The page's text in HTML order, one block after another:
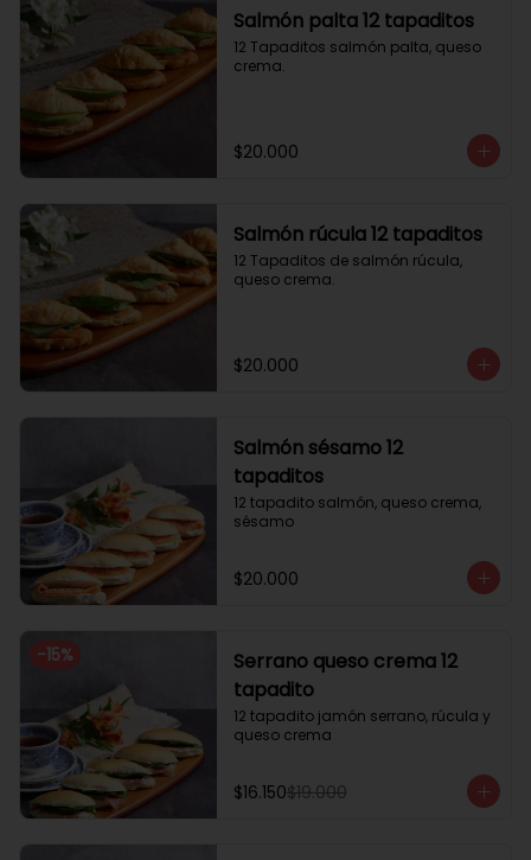
Salmón palta 12 tapaditos
12 Tapaditos salmón palta, queso
crema.
$20.000
Salmón rúcula 12 tapaditos
12 Tapaditos de salmón rúcula,
queso crema.
$20.000
Salmón sésamo 12
tapaditos
12 tapadito salmón, queso crema,
sésamo
$20.000
-15%
Serrano queso crema 12
tapadito
12 tapadito jamón serrano, rúcula y
queso crema
$16.150$19.000